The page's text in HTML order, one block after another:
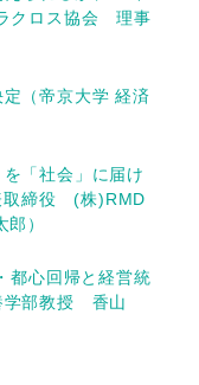
クロス協会 理事
（帝京大学 経済
「社会」に届け
取締役 (株)RMD
）
都心回帰と経営統
学部教授 香山